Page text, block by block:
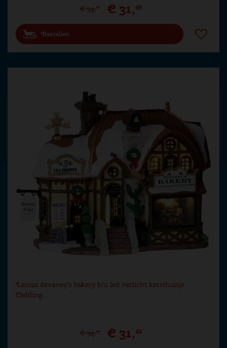
€ 34,99 € 31,49
Bestellen
Lemax devaney's bakery b/o led verlicht kersthuisje
Cadding…
€ 34,99 € 31,49